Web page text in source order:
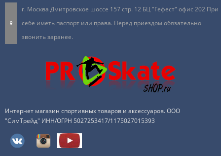
г. Москва Дмитровское шоссе 157 стр. 12 БЦ "Гефест" офис 202 При
себе иметь паспорт или права. Перед приездом обязательно
звонить заранее.
Интернет магазин спортивных товаров и аксессуаров. ООО
"СимТрейд" ИНН/ОГРН 5027253417/1175027015393